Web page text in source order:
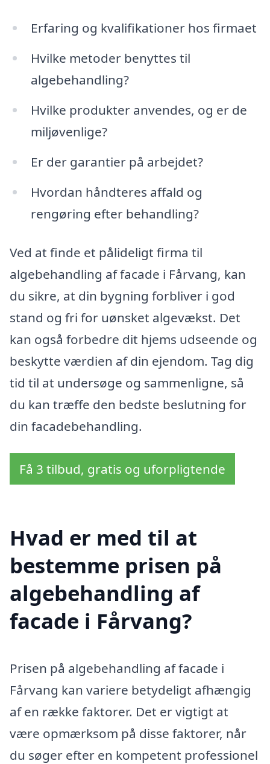
Erfaring og kvalifikationer hos firmaet
Hvilke metoder benyttes til
algebehandling?
Hvilke produkter anvendes, og er de
miljøvenlige?
Er der garantier på arbejdet?
Hvordan håndteres affald og
rengøring efter behandling?
Ved at finde et pålideligt firma til
algebehandling af facade i Fårvang, kan
du sikre, at din bygning forbliver i god
stand og fri for uønsket algevækst. Det
kan også forbedre dit hjems udseende og
beskytte værdien af din ejendom. Tag dig
tid til at undersøge og sammenligne, så
du kan træffe den bedste beslutning for
din facadebehandling.
Få 3 tilbud, gratis og uforpligtende
Hvad er med til at
bestemme prisen på
algebehandling af
facade i Fårvang?
Prisen på algebehandling af facade i
Fårvang kan variere betydeligt afhængig
af en række faktorer. Det er vigtigt at
være opmærksom på disse faktorer, når
du søger efter en kompetent professionel